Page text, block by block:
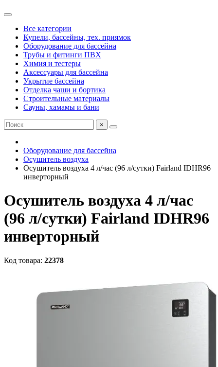
Все категории
Купели, бассейны, тех. приямок
Оборудование для бассейна
Трубы и фитинги ПВХ
Химия и тестеры
Аксессуары для бассейна
Укрытие бассейна
Отделка чаши и бортика
Строительные материалы
Сауны, хамамы и бани
×
Оборудование для бассейна
Осушитель воздуха
Осушитель воздуха 4 л/час (96 л/сутки) Fairland IDHR96
инверторный
Осушитель воздуха 4 л/час
(96 л/сутки) Fairland IDHR96
инверторный
Код товара: 22378